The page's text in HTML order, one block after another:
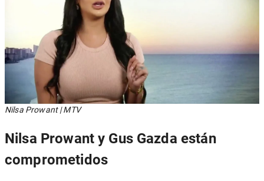
Nilsa Prowant | MTV
Nilsa Prowant y Gus Gazda están
comprometidos